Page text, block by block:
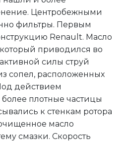
Центробежными
фильтры. Первым
Renault. Масло
приводился во
силы струй
сопел, расположенных
действием
плотные частицы
к стенкам ротора
масло
смазки. Скорость